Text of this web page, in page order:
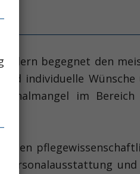
begegnet den
individuelle Wünsche
im